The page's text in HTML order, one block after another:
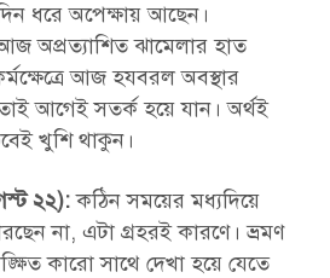
ধরে অপেক্ষায় আছেন।
অপ্রত্যাশিত ঝামেলার হাত
আজ হযবরল অবস্থার
আগেই সতর্ক হয়ে যান। অর্থই
খুশি থাকুন।
২২):কঠিন সময়ের মধ্যদিয়ে
না, এটা গ্রহরই কারণে। ভ্রমণ
কারো সাথে দেখা হয়ে যেতে